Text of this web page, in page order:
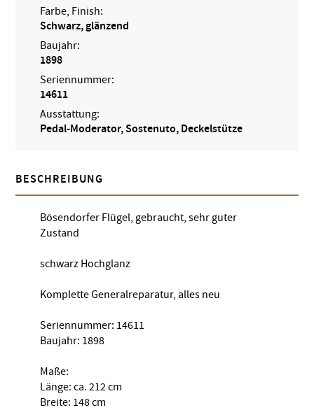
Farbe, Finish:
Schwarz, glänzend
Baujahr:
1898
Seriennummer:
14611
Ausstattung:
Pedal-Moderator, Sostenuto, Deckelstütze
BESCHREIBUNG
Bösendorfer Flügel, gebraucht, sehr guter
Zustand
schwarz Hochglanz
Komplette Generalreparatur, alles neu
Seriennummer: 14611
Baujahr: 1898
Maße:
Länge: ca. 212 cm
Breite: 148 cm